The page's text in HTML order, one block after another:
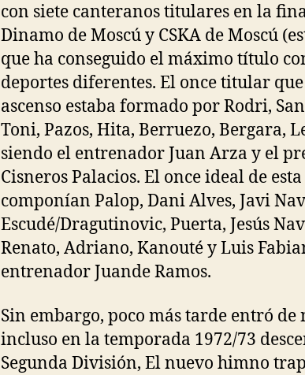
con siete canteranos titulares en la
Dinamo de Moscú y CSKA de Moscú
que ha conseguido el máximo título
deportes diferentes. El once titular
ascenso estaba formado por Rodri,
Toni, Pazos, Hita, Berruezo, Bergara,
siendo el entrenador Juan Arza y el
Cisneros Palacios. El once ideal de
componían Palop, Dani Alves, Javi
Escudé/Dragutinovic, Puerta, Jesús
Renato, Adriano, Kanouté y Luis
entrenador Juande Ramos.
Sin embargo, poco más tarde entró de
incluso en la temporada 1972/73
Segunda División, El nuevo himno